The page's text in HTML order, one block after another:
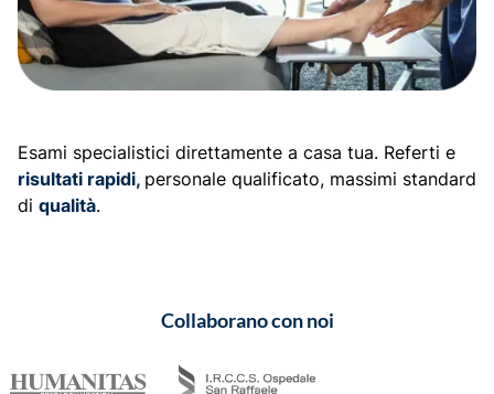
Esami specialistici direttamente a casa tua. Referti e
risultati rapidi, personale qualificato, massimi standard
di qualità.
Collaborano con noi